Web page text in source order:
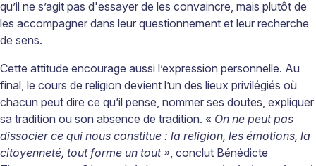
qu’il ne s’agit pas d'essayer de les convaincre, mais plutôt de
les accompagner dans leur questionnement et leur recherche
de sens.
Cette attitude encourage aussi l’expression personnelle. Au
final, le cours de religion devient l’un des lieux privilégiés où
chacun peut dire ce qu’il pense, nommer ses doutes, expliquer
sa tradition ou son absence de tradition. « On ne peut pas
dissocier ce qui nous constitue : la religion, les émotions, la
citoyenneté, tout forme un tout » , conclut ­Bénédicte